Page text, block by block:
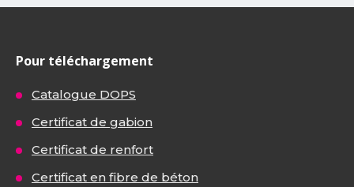
Pour téléchargement
Catalogue DOPS
Certificat de gabion
Certificat de renfort
Certificat en fibre de béton